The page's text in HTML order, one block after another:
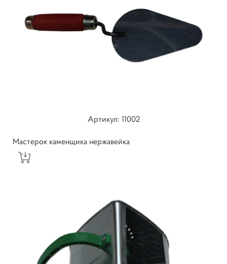
Артикул: 11002
Мастерок каменщика нержавейка